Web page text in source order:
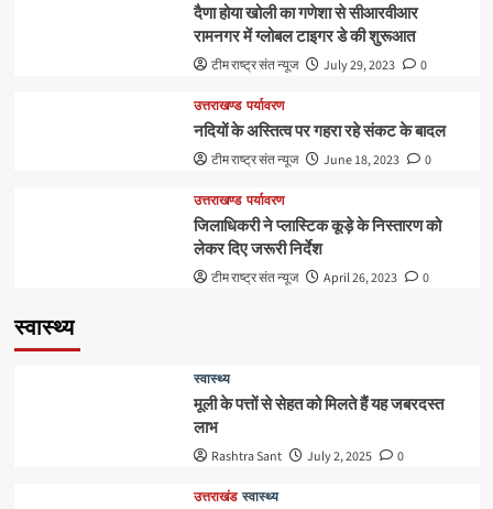
दैणा होया खोली का गणेशा से सीआरवीआर
रामनगर में ग्लोबल टाइगर डे की शुरूआत
टीम राष्ट्र संत न्यूज July 29, 2023 0
उत्तराखण्ड पर्यावरण
नदियों के अस्तित्व पर गहरा रहे संकट के बादल
टीम राष्ट्र संत न्यूज June 18, 2023 0
उत्तराखण्ड पर्यावरण
जिलाधिकरी ने प्लास्टिक कूड़े के निस्तारण को
लेकर दिए जरूरी निर्देश
टीम राष्ट्र संत न्यूज April 26, 2023 0
स्वास्थ्य
स्वास्थ्य
मूली के पत्तों से सेहत को मिलते हैं यह जबरदस्त
लाभ
Rashtra Sant July 2, 2025 0
उत्तराखंड स्वास्थ्य